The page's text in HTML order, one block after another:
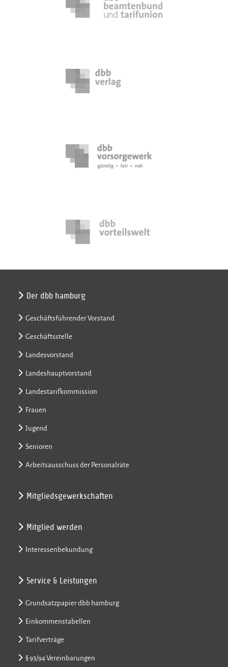
Der dbb hamburg
Geschäftsführender Vorstand
Geschäftsstelle
Landesvorstand
Landeshauptvorstand
Landestarifkommission
Frauen
Jugend
Senioren
Arbeitsausschuss der Personalräte
Mitgliedsgewerkschaften
Mitglied werden
Interessenbekundung
Service & Leistungen
Grundsatzpapier dbb hamburg
Einkommenstabellen
Tarifverträge
§ 93/94 Vereinbarungen